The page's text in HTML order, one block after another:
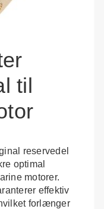
til
reservedel
optimal
motorer.
effektiv
forlænger